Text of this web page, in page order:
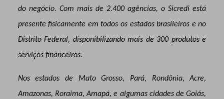
do negócio. Com mais de 2.400 agências, o Sicredi está
presente fisicamente em todos os estados brasileiros e no
Distrito Federal, disponibilizando mais de 300 produtos e
serviços financeiros.
Nos estados de Mato Grosso, Pará, Rondônia, Acre,
Amazonas, Roraima, Amapá, e algumas cidades de Goiás,